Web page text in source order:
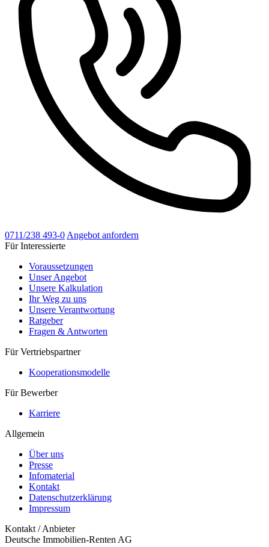
0711/238 493-0 Angebot anfordern
Für Interessierte
Voraussetzungen
Unser Angebot
Unsere Kalkulation
Ihr Weg zu uns
Unsere Verantwortung
Ratgeber
Fragen & Antworten
Für Vertriebspartner
Kooperationsmodelle
Für Bewerber
Karriere
Allgemein
Über uns
Presse
Infomaterial
Kontakt
Datenschutzerklärung
Impressum
Kontakt / Anbieter
Deutsche Immobilien-Renten AG